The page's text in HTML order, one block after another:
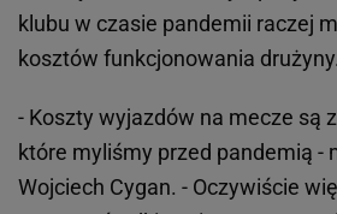
klubu w czasie pandemii raczej
kosztów funkcjonowania drużyny.
- Koszty wyjazdów na mecze są
które myliśmy przed pandemią -
Wojciech Cygan. - Oczywiście